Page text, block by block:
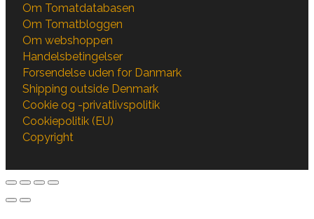
Om Tomatdatabasen
Om Tomatbloggen
Om webshoppen
Handelsbetingelser
Forsendelse uden for Danmark
Shipping outside Denmark
Cookie og -privatlivspolitik
Cookiepolitik (EU)
Copyright